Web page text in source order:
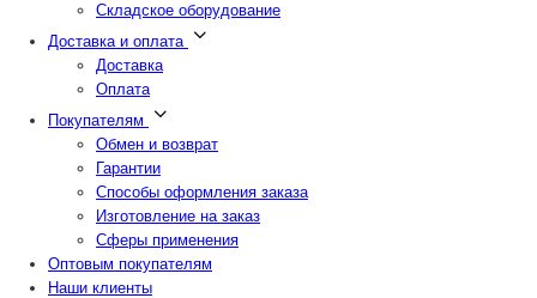
Складское оборудование
Доставка и оплата
Доставка
Оплата
Покупателям
Обмен и возврат
Гарантии
Способы оформления заказа
Изготовление на заказ
Сферы применения
Оптовым покупателям
Наши клиенты